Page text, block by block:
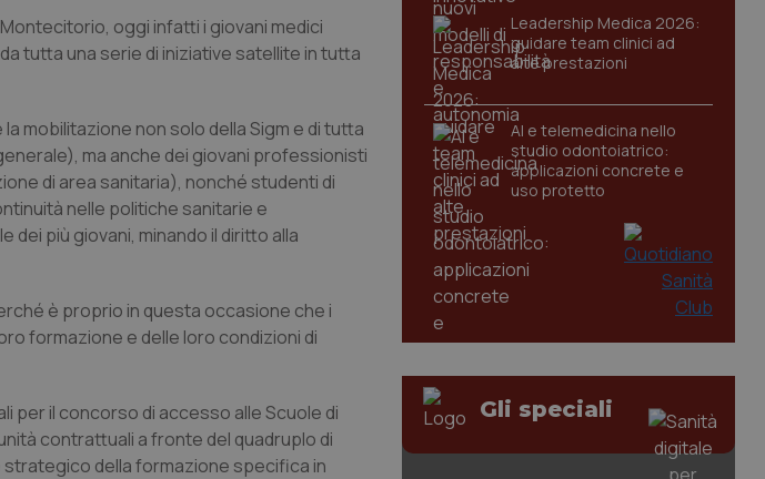
oggi infatti i giovani medici
tutta una serie di iniziative satellite in tutta
mobilitazione non solo della Sigm e di tutta
ma anche dei giovani professionisti
di area sanitaria), nonché studenti di
nelle politiche sanitarie e
più giovani, minando il diritto alla
è proprio in questa occasione che i
formazione e delle loro condizioni di
per il concorso di accesso alle Scuole di
contrattuali a fronte del quadruplo di
della formazione specifica in
Leadership Medica 2026:
guidare team clinici ad
alte prestazioni
AI e telemedicina nello
studio odontoiatrico:
applicazioni concrete e
uso protetto
Gli speciali